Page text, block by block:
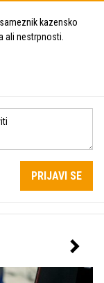
kazensko
ali nestrpnosti.
PRIJAVI SE